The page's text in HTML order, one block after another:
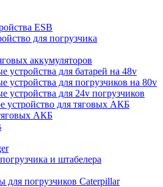
ESB
для погрузчика
аккумуляторов
устройства для батарей на 48v
устройства для погрузчиков на 80v
устройства для 24v погрузчиков
устройство для тяговых АКБ
АКБ
и штабелера
для погрузчиков Caterpillar